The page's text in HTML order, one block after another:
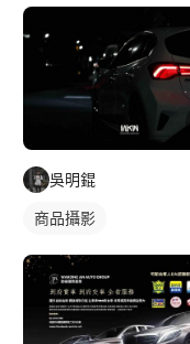
吳明錕
商品攝影